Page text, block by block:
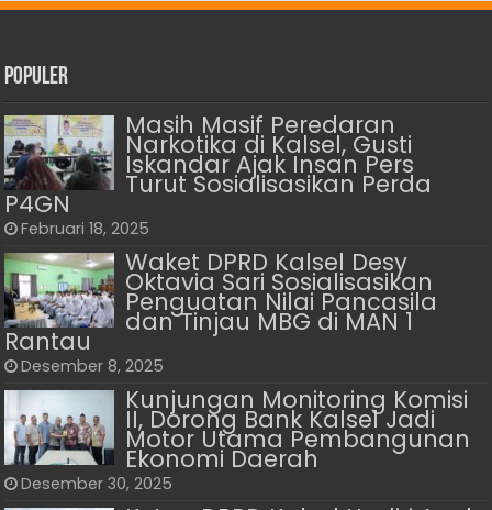
Populer
Masih Masif Peredaran
Narkotika di Kalsel, Gusti
Iskandar Ajak Insan Pers
Turut Sosialisasikan Perda
P4GN
Februari 18, 2025
Waket DPRD Kalsel Desy
Oktavia Sari Sosialisasikan
Penguatan Nilai Pancasila
dan Tinjau MBG di MAN 1
Rantau
Desember 8, 2025
Kunjungan Monitoring Komisi
II, Dorong Bank Kalsel Jadi
Motor Utama Pembangunan
Ekonomi Daerah
Desember 30, 2025